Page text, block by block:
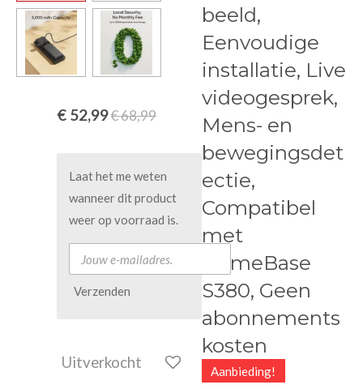
beeld,
Eenvoudige
installatie, Live
videogesprek,
Mens- en
bewegingsdet
ectie,
Compatibel
met
HomeBase
S380, Geen
abonnements
kosten
Aanbieding!
€ 52,99€ 68,99
Laat het me weten
wanneer dit product
weer op voorraad is.
Verzenden
Uitverkocht